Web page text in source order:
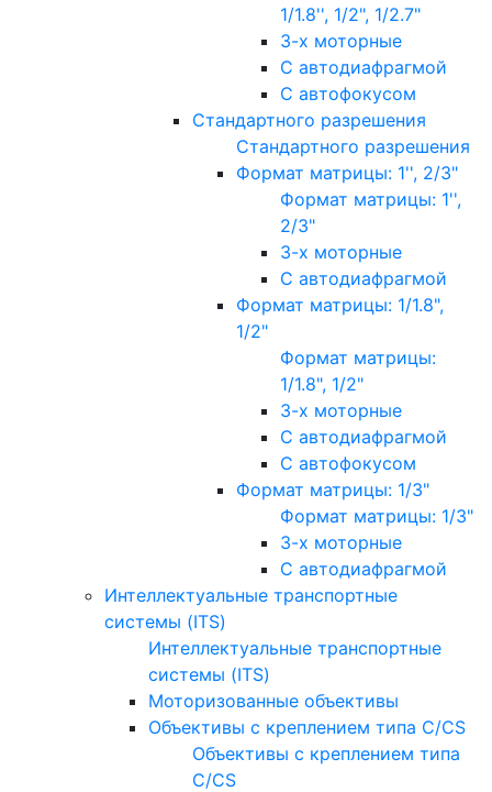
1/1.8'', 1/2", 1/2.7"
3-х моторные
С автодиафрагмой
С автофокусом
Стандартного разрешения
Стандартного разрешения
Формат матрицы: 1'', 2/3"
Формат матрицы: 1'',
2/3"
3-х моторные
С автодиафрагмой
Формат матрицы: 1/1.8",
1/2"
Формат матрицы:
1/1.8", 1/2"
3-х моторные
С автодиафрагмой
С автофокусом
Формат матрицы: 1/3"
Формат матрицы: 1/3"
3-х моторные
С автодиафрагмой
Интеллектуальные транспортные
системы (ITS)
Интеллектуальные транспортные
системы (ITS)
Моторизованные объективы
Объективы с креплением типа C/CS
Объективы с креплением типа
C/CS